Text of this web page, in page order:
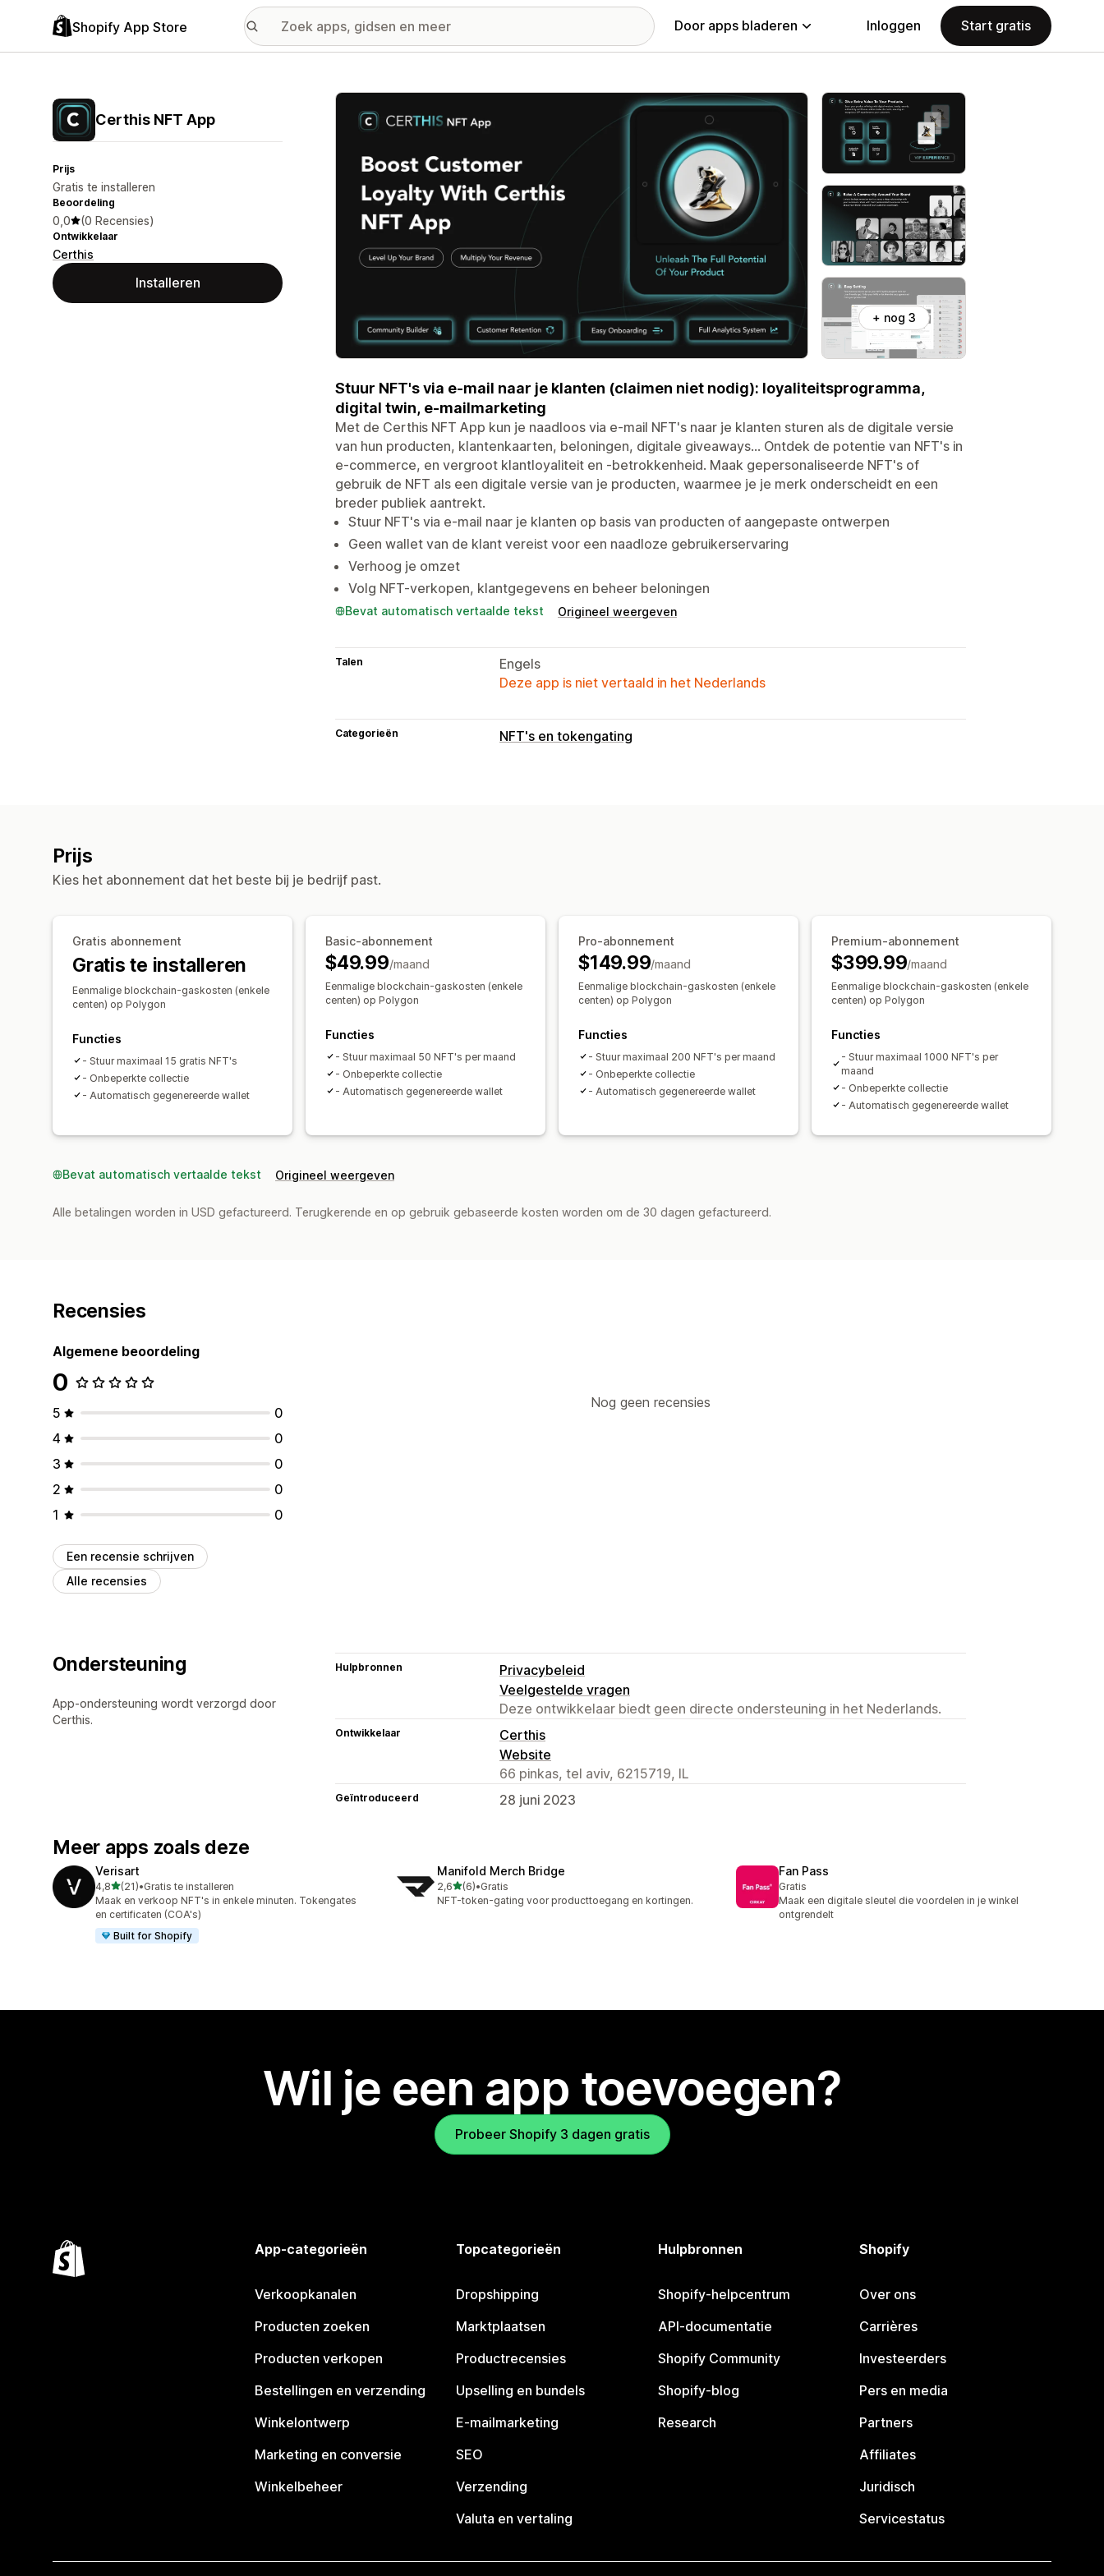
Shopify App Store Door apps bladeren Inloggen Start gratis
Certhis NFT App
Prijs
Gratis te installeren
Beoordeling
0,0 (0 Recensies)
Ontwikkelaar
Certhis
Installeren
Galerij met uitgelichte afbeeldingen
+ nog 3
Stuur NFT's via e-mail naar je klanten (claimen niet nodig): loyaliteitsprogramma,
digital twin, e-mailmarketing
Met de Certhis NFT App kun je naadloos via e-mail NFT's naar je klanten sturen als de digitale versie
van hun producten, klantenkaarten, beloningen, digitale giveaways... Ontdek de potentie van NFT's in
e-commerce, en vergroot klantloyaliteit en -betrokkenheid. Maak gepersonaliseerde NFT's of
gebruik de NFT als een digitale versie van je producten, waarmee je je merk onderscheidt en een
breder publiek aantrekt.
Stuur NFT's via e-mail naar je klanten op basis van producten of aangepaste ontwerpen
Geen wallet van de klant vereist voor een naadloze gebruikerservaring
Verhoog je omzet
Volg NFT-verkopen, klantgegevens en beheer beloningen
Bevat automatisch vertaalde tekst Origineel weergeven
Talen
Engels
Deze app is niet vertaald in het Nederlands
Categorieën NFT's en tokengating
Prijs
Kies het abonnement dat het beste bij je bedrijf past.
Gratis abonnement
Gratis te installeren
Eenmalige blockchain-gaskosten (enkele
centen) op Polygon
Functies
- Stuur maximaal 15 gratis NFT's
- Onbeperkte collectie
- Automatisch gegenereerde wallet
Basic-abonnement
$49.99/maand
Eenmalige blockchain-gaskosten (enkele
centen) op Polygon
Functies
- Stuur maximaal 50 NFT's per maand
- Onbeperkte collectie
- Automatisch gegenereerde wallet
Pro-abonnement
$149.99/maand
Eenmalige blockchain-gaskosten (enkele
centen) op Polygon
Functies
- Stuur maximaal 200 NFT's per maand
- Onbeperkte collectie
- Automatisch gegenereerde wallet
Premium-abonnement
$399.99/maand
Eenmalige blockchain-gaskosten (enkele
centen) op Polygon
Functies
- Stuur maximaal 1000 NFT's per
maand
- Onbeperkte collectie
- Automatisch gegenereerde wallet
Bevat automatisch vertaalde tekst Origineel weergeven
Alle betalingen worden in USD gefactureerd. Terugkerende en op gebruik gebaseerde kosten worden om de 30 dagen gefactureerd.
Recensies
Algemene beoordeling
0
5
0
4
0
3
0
2
0
1
0
Een recensie schrijven
Alle recensies
Nog geen recensies
Ondersteuning
App-ondersteuning wordt verzorgd door
Certhis.
Hulpbronnen
Privacybeleid
Veelgestelde vragen
Deze ontwikkelaar biedt geen directe ondersteuning in het Nederlands.
Ontwikkelaar
Certhis
Website
66 pinkas, tel aviv, 6215719, IL
Geïntroduceerd 28 juni 2023
Meer apps zoals deze
Verisart
4,8van 5 sterren
(21)
21 recensies in totaal
•Gratis te installeren
Maak en verkoop NFT's in enkele minuten. Tokengates
en certificaten (COA's)
Built for Shopify
Manifold Merch Bridge
2,6van 5 sterren
(6)
6 recensies in totaal
•Gratis
NFT-token-gating voor producttoegang en kortingen.
Fan Pass
Gratis
Maak een digitale sleutel die voordelen in je winkel
ontgrendelt
Wil je een app toevoegen?
Probeer Shopify 3 dagen gratis
App-categorieën
Verkoopkanalen
Producten zoeken
Producten verkopen
Bestellingen en verzending
Winkelontwerp
Marketing en conversie
Winkelbeheer
Topcategorieën
Dropshipping
Marktplaatsen
Productrecensies
Upselling en bundels
E-mailmarketing
SEO
Verzending
Valuta en vertaling
Hulpbronnen
Shopify-helpcentrum
API-documentatie
Shopify Community
Shopify-blog
Research
Shopify
Over ons
Carrières
Investeerders
Pers en media
Partners
Affiliates
Juridisch
Servicestatus